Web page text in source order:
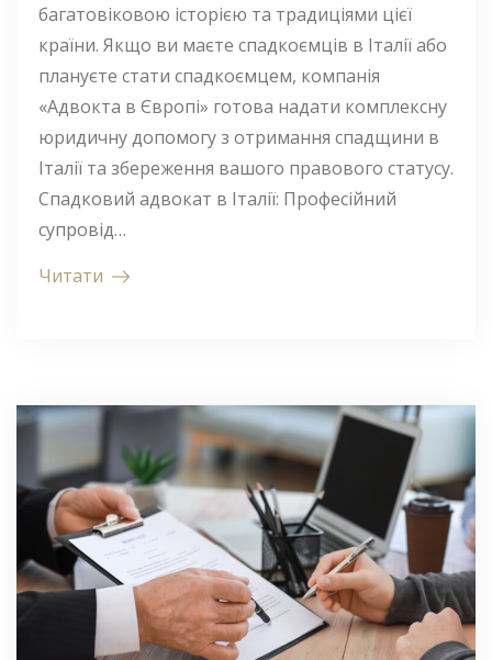
багатовіковою історією та традиціями цієї
країни. Якщо ви маєте спадкоємців в Італії або
плануєте стати спадкоємцем, компанія
«Адвокта в Європі» готова надати комплексну
юридичну допомогу з отримання спадщини в
Італії та збереження вашого правового статусу.
Спадковий адвокат в Італії: Професійний
супровід…
Читати